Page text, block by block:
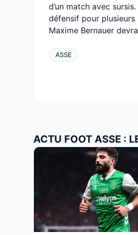
d’un match avec
défensif pour
Maxime Bernauer
ASSE
ACTU FOOT ASSE :